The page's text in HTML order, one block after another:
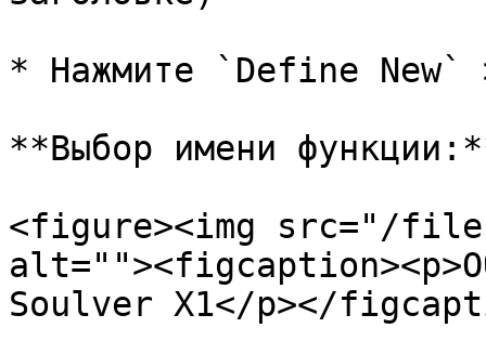
* Нажмите `Define
**Выбор имени
<figure><img src="/files/
Soulver X1</p></